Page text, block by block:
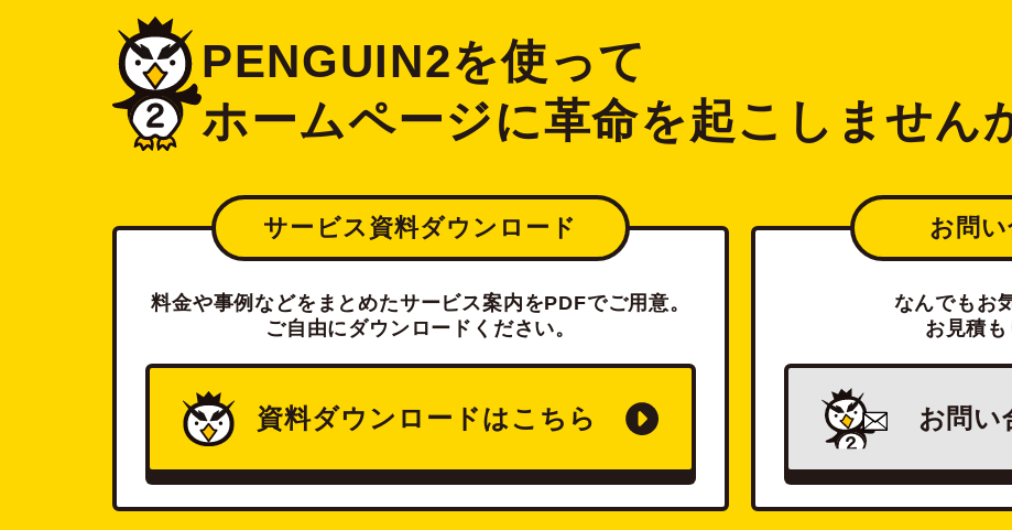
PENGUIN2を使って
ホームページに革命を起こしません
サービス資料ダウンロード
料金や事例などをまとめたサービス案内をPDFでご用意。
ご自由にダウンロードください。
資料ダウンロードはこちら
お問
なんでもお
お見積も
お問い